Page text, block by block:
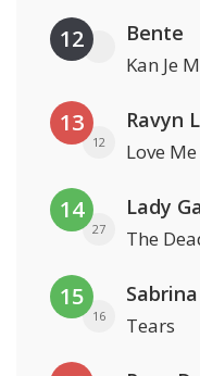
12 Bente
Kan Je
13
12
Ravyn
Love
14
27
Lady
The
15
16 Tears